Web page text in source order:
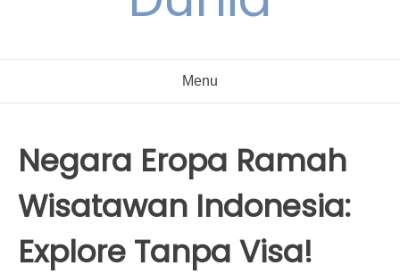
Menu
Negara Eropa Ramah
Wisatawan Indonesia:
Explore Tanpa Visa!